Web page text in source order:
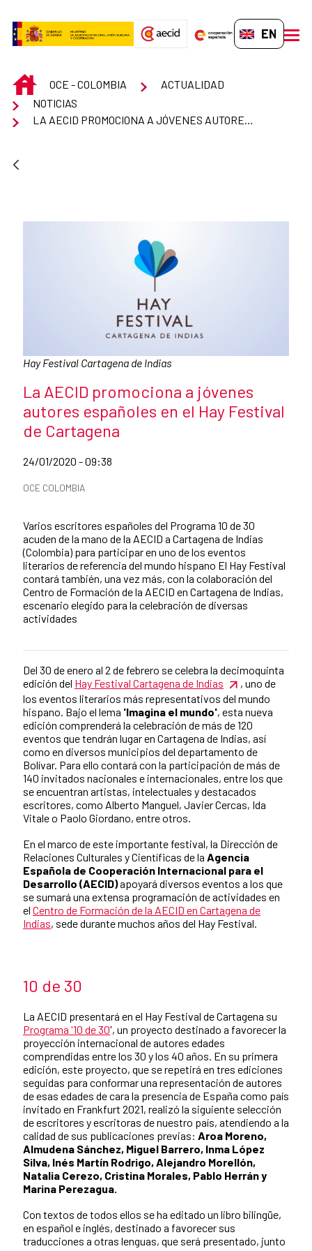
EN-GB
INICIOOCE - COLOMBIA
ACTUALIDAD
NOTICIAS
Caption:
Hay Festival Cartagena de Indias
News title
La AECID promociona a jóvenes
autores españoles en el Hay Festival
de Cartagena
Date of publication of the news item
24/01/2020 - 09:38
News categories
OCE COLOMBIA
Varios escritores españoles del Programa 10 de 30
acuden de la mano de la AECID a Cartagena de Indias
(Colombia) para participar en uno de los eventos
literarios de referencia del mundo hispano El Hay Festival
contará también, una vez más, con la colaboración del
Centro de Formación de la AECID en Cartagena de Indias,
escenario elegido para la celebración de diversas
actividades
News content
Del 30 de enero al 2 de febrero se celebra la decimoquinta
edición del Hay Festival Cartagena de Indias
, uno de
los eventos literarios más representativos del mundo
hispano. Bajo el lema 'Imagina el mundo', esta nueva
edición comprenderá la celebración de más de 120
eventos que tendrán lugar en Cartagena de Indias, así
como en diversos municipios del departamento de
Bolívar. Para ello contará con la participación de más de
140 invitados nacionales e internacionales, entre los que
se encuentran artistas, intelectuales y destacados
escritores, como Alberto Manguel, Javier Cercas, Ida
Vitale o Paolo Giordano, entre otros.
En el marco de este importante festival, la Dirección de
Relaciones Culturales y Científicas de la Agencia
Española de Cooperación Internacional para el
Desarrollo (AECID)apoyará diversos eventos a los que
se sumará una extensa programación de actividades en
el Centro de Formación de la AECID en Cartagena de
Indias, sede durante muchos años del Hay Festival.
10 de 30
La AECID presentará en el Hay Festival de Cartagena su
Programa '10 de 30', un proyecto destinado a favorecer la
proyección internacional de autores edades
comprendidas entre los 30 y los 40 años. En su primera
edición, este proyecto, que se repetirá en tres ediciones
seguidas para conformar una representación de autores
de esas edades de cara la presencia de España como país
invitado en Frankfurt 2021, realizó la siguiente selección
de escritores y escritoras de nuestro país, atendiendo a la
calidad de sus publicaciones previas: Aroa Moreno,
Almudena Sánchez, Miguel Barrero, Inma López
Silva, Inés Martín Rodrigo, Alejandro Morellón,
Natalia Cerezo, Cristina Morales, Pablo Herrán y
Marina Perezagua.
Con textos de todos ellos se ha editado un libro bilingüe,
en español e inglés, destinado a favorecer sus
traducciones a otras lenguas, que será presentado, junto